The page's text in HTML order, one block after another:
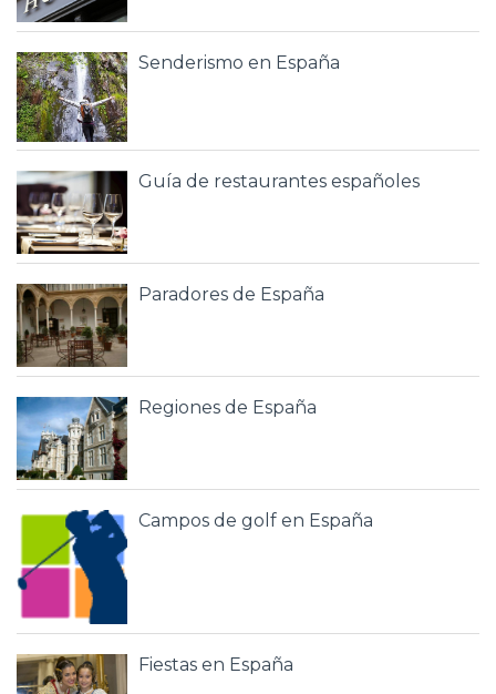
Senderismo en España
Guía de restaurantes españoles
Paradores de España
Regiones de España
Campos de golf en España
Fiestas en España